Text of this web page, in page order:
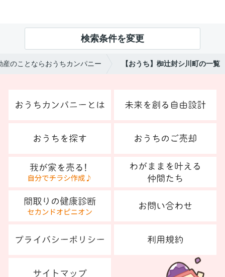
検索条件を変更
産のことならおうちカンパニー 【おうち】椥辻封シ川町の一覧